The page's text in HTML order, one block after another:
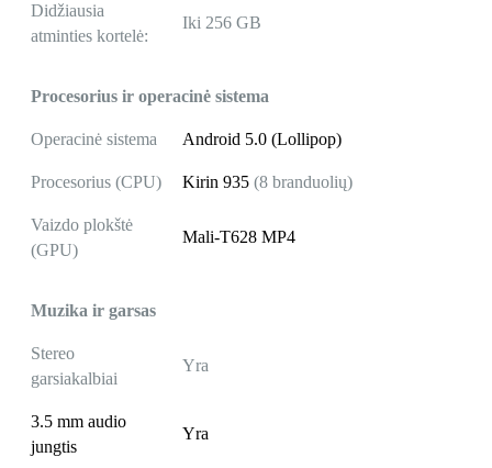
Didžiausia
atminties kortelė:
Iki 256 GB
Procesorius ir operacinė sistema
Operacinė sistema Android 5.0 (Lollipop)
Procesorius (CPU) Kirin 935 (8 branduolių)
Vaizdo plokštė
(GPU)
Mali-T628 MP4
Muzika ir garsas
Stereo
garsiakalbiai
Yra
3.5 mm audio
jungtis
Yra